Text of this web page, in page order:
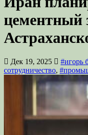
цементный
Дек 19, 2025 #игорь
сотрудничество,